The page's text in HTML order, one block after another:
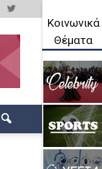
Κοινωνικά
Θέματα